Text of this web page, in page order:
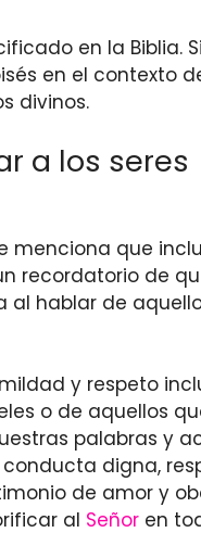
en la Biblia.
en el contexto
divinos.
a los seres
menciona que
recordatorio de
al hablar de
y respeto
o de aquellos
palabras y
conducta digna,
de amor y
al Señor en